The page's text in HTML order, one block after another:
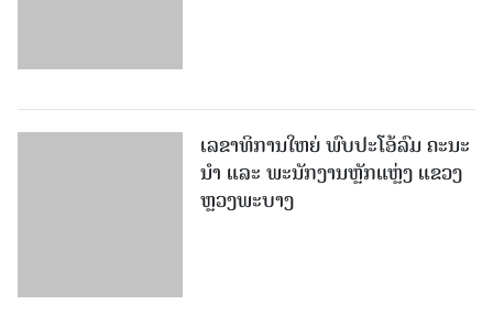
ເລຂາທິການໃຫຍ່ ພົບປະໂອ້ລົມ ຄະນະ
ນໍາ ແລະ ພະນັກງານຫຼັກແຫຼ່ງ ແຂວງ
ຫຼວງພະບາງ